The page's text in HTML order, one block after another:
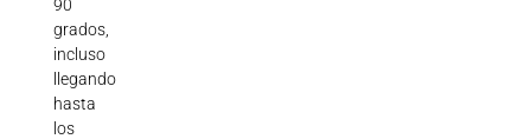
90
grados,
incluso
llegando
hasta
los